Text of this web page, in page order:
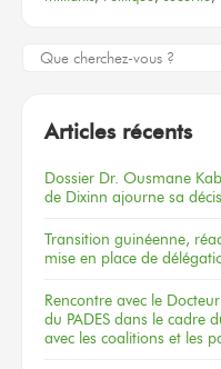
Articles récents
Dossier Dr. Ousmane
de Dixinn ajourne sa
Transition guinéenne,
mise en place de
Rencontre avec le Docteur
du PADES dans le cadre
avec les coalitions et les